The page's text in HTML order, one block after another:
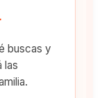
buscas y
las